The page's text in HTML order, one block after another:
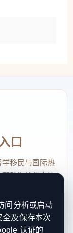
口
移民与国际热
助海外华人快
务、投稿与权
问分析或启动
全及保存本次
认证的